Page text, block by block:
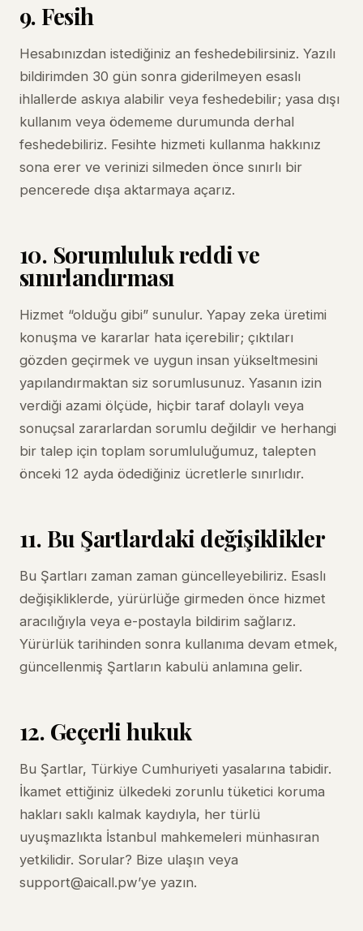
9. Fesih
Hesabınızdan istediğiniz an feshedebilirsiniz. Yazılı
bildirimden 30 gün sonra giderilmeyen esaslı
ihlallerde askıya alabilir veya feshedebilir; yasa dışı
kullanım veya ödememe durumunda derhal
feshedebiliriz. Fesihte hizmeti kullanma hakkınız
sona erer ve verinizi silmeden önce sınırlı bir
pencerede dışa aktarmaya açarız.
10. Sorumluluk reddi ve
sınırlandırması
Hizmet “olduğu gibi” sunulur. Yapay zeka üretimi
konuşma ve kararlar hata içerebilir; çıktıları
gözden geçirmek ve uygun insan yükseltmesini
yapılandırmaktan siz sorumlusunuz. Yasanın izin
verdiği azami ölçüde, hiçbir taraf dolaylı veya
sonuçsal zararlardan sorumlu değildir ve herhangi
bir talep için toplam sorumluluğumuz, talepten
önceki 12 ayda ödediğiniz ücretlerle sınırlıdır.
11. Bu Şartlardaki değişiklikler
Bu Şartları zaman zaman güncelleyebiliriz. Esaslı
değişikliklerde, yürürlüğe girmeden önce hizmet
aracılığıyla veya e-postayla bildirim sağlarız.
Yürürlük tarihinden sonra kullanıma devam etmek,
güncellenmiş Şartların kabulü anlamına gelir.
12. Geçerli hukuk
Bu Şartlar, Türkiye Cumhuriyeti yasalarına tabidir.
İkamet ettiğiniz ülkedeki zorunlu tüketici koruma
hakları saklı kalmak kaydıyla, her türlü
uyuşmazlıkta İstanbul mahkemeleri münhasıran
yetkilidir. Sorular? Bize ulaşın veya
support@aicall.pw’ye yazın.